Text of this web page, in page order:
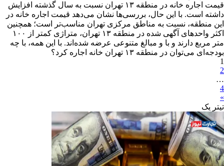
قیمت اجاره خانه در منطقه ۱۳ تهران نسبت به سال گذشته افزایش
داشته است. با این حال، بررسی‌ها نشان می‌دهد قیمت اجاره خانه در
این منطقه، نسبت به مناطق مرکزی تهران مناسب‌تر است؛ همچنین
اکثر واحدهای آگهی شده در منطقه ۱۳ تهران، متراژی کمتر از ۱۰۰
متر مربع دارند و با و مبالغ متنوعی عرضه شده‌اند. با این همه، با چه
بودجه‌ای می‌توان در منطقه ۱۳ تهران خانه اجاره کرد؟
1
2
…
4
»
تیترِ یک